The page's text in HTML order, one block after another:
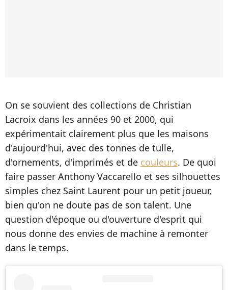
On se souvient des collections de Christian
Lacroix dans les années 90 et 2000, qui
expérimentait clairement plus que les maisons
d'aujourd'hui, avec des tonnes de tulle,
d'ornements, d'imprimés et de couleurs. De quoi
faire passer Anthony Vaccarello et ses silhouettes
simples chez Saint Laurent pour un petit joueur,
bien qu'on ne doute pas de son talent. Une
question d'époque ou d'ouverture d'esprit qui
nous donne des envies de machine à remonter
dans le temps.